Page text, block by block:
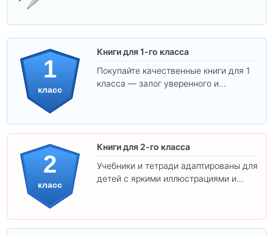
1
класс
Книги для 1-го класса
Покупайте качественные книги для 1
класса — залог уверенного и
2
класс
Книги для 2-го класса
Учебники и тетради адаптированы для
детей с яркими иллюстрациями и